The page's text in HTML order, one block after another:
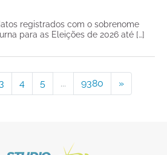
registrados com o sobrenome
para as Eleições de 2026 até […]
3 4 5 ... 9380 »